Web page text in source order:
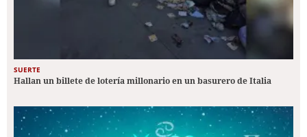
SUERTE
Hallan un billete de lotería millonario en un basurero de Italia